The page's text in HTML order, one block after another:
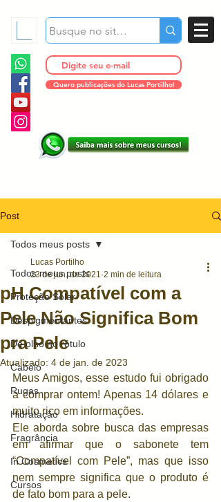
Quero publicações do Lucas Portilho!
Post
Todos meus posts
Proteção Solar
Despigmentantes
De olho no rótulo
Cabelo
Rugas
Hidratação
Fragrância
In Cosmetics
Cursos
Todos meus posts
pH Compatível com a
Pele Não Significa Bom
pra Pele
Lucas Portilho
23 de jun. de 2021 2 min de leitura
Atualizado: 4 de jan. de 2023
Meus Amigos, esse estudo fui obrigado
a comprar ontem! Apenas 14 dólares e
muito rico em informações.
Ele aborda sobre busca das empresas
em afirmar que o sabonete tem
“Compatível com Pele”, mas que isso
nem sempre significa que o produto é
de fato bom para a pele.